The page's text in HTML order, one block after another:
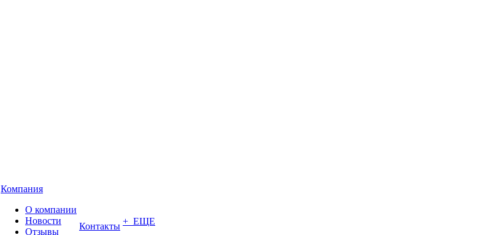
Компания
О компании
Новости
Отзывы
Контакты + ЕЩЕ